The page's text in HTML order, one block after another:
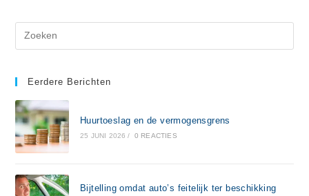
Eerdere Berichten
Huurtoeslag en de vermogensgrens
25 JUNI 2026 / 0 REACTIES
Bijtelling omdat auto’s feitelijk ter beschikking